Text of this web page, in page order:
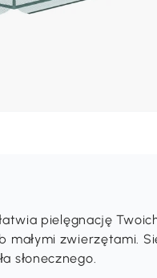
pielęgnację
zwierzętami.
słonecznego.